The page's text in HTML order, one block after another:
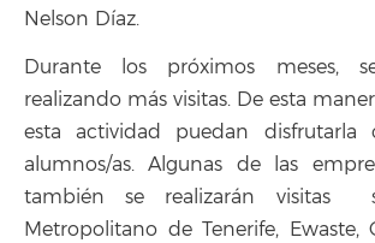
Nelson Díaz.
Durante los próximos meses,
realizando más visitas. De esta
esta actividad puedan
alumnos/as. Algunas de las
también se realizarán visitas
Metropolitano de Tenerife, Ewaste,